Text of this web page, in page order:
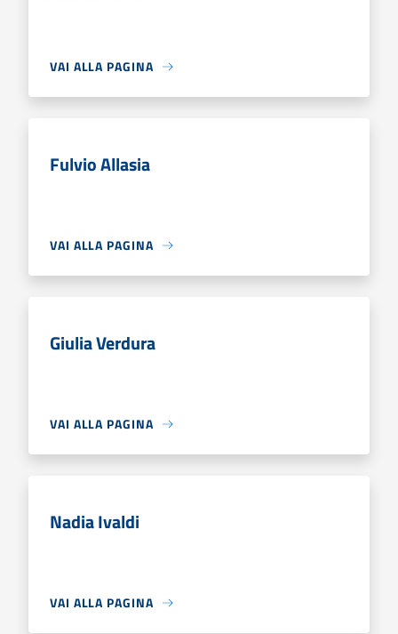
VAI ALLA PAGINA
Fulvio Allasia
VAI ALLA PAGINA
Giulia Verdura
VAI ALLA PAGINA
Nadia Ivaldi
VAI ALLA PAGINA